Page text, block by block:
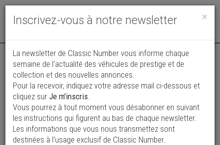
Toggle
Annonce actualisée le 04/08/2026 ( il y a 4 jours )
Porsche 964 Carrera 2
55 000 €
1990 Cabriolet / roadster 140 km
×
Inscrivez-vous à notre newsletter
La newsletter de Classic Number vous informe chaque
semaine de l’actualité des véhicules de prestige et de
collection et des nouvelles annonces.
Pour la recevoir, indiquez votre adresse mail ci-dessous et
cliquez sur Je m'inscris.
Vous pourrez à tout moment vous désabonner en suivant
les instructions qui figurent au bas de chaque newsletter.
Les informations que vous nous transmettez sont
destinées à l’usage exclusif de Classic Number.